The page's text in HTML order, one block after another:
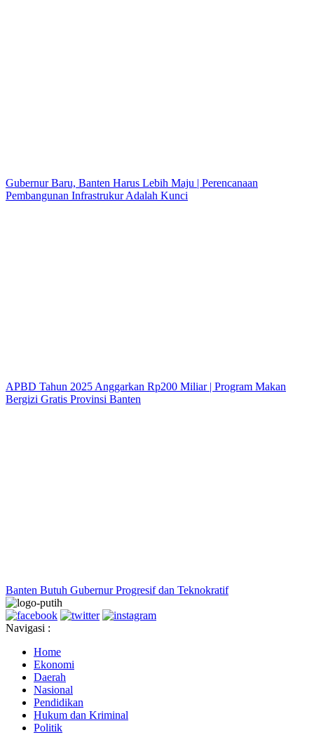
Gubernur Baru, Banten Harus Lebih Maju | Perencanaan
Pembangunan Infrastrukur Adalah Kunci
APBD Tahun 2025 Anggarkan Rp200 Miliar | Program Makan
Bergizi Gratis Provinsi Banten
Banten Butuh Gubernur Progresif dan Teknokratif
Navigasi :
Home
Ekonomi
Daerah
Nasional
Pendidikan
Hukum dan Kriminal
Politik